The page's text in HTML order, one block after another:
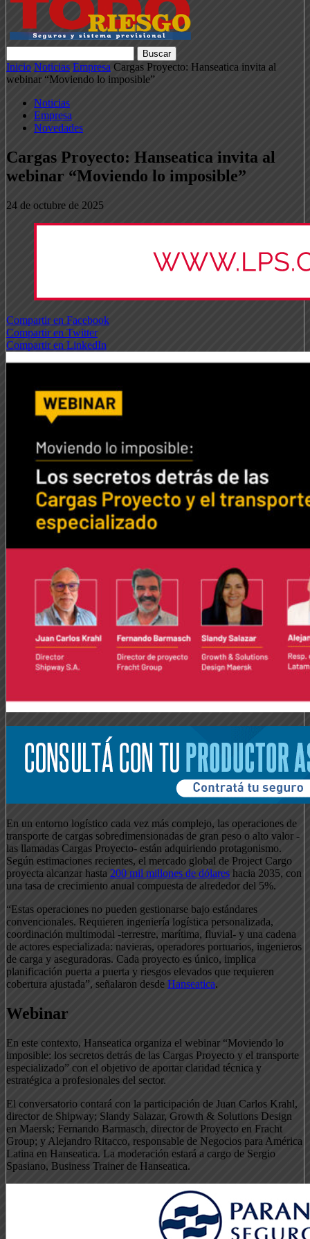
Inicio Noticias Empresa Cargas Proyecto: Hanseatica invita al
webinar “Moviendo lo imposible”
Noticias
Empresa
Novedades
Cargas Proyecto: Hanseatica invita al
webinar “Moviendo lo imposible”
24 de octubre de 2025
Compartir en Facebook
Compartir en Twitter
Compartir en LinkedIn
En un entorno logístico cada vez más complejo, las operaciones de
transporte de cargas sobredimensionadas de gran peso o alto valor -
las llamadas Cargas Proyecto- están adquiriendo protagonismo.
Según estimaciones recientes, el mercado global de Project Cargo
proyecta alcanzar hasta 200 mil millones de dólares hacia 2035, con
una tasa de crecimiento anual compuesta de alrededor del 5%.
“Estas operaciones no pueden gestionarse bajo estándares
convencionales. Requieren ingeniería logística personalizada,
coordinación multimodal -terrestre, marítima, fluvial- y una cadena
de actores especializada: navieras, operadores portuarios, ingenieros
de carga y aseguradoras. Cada proyecto es único, implica
planificación puerta a puerta y riesgos elevados que requieren
cobertura ajustada”, señalaron desde Hanseatica.
Webinar
En este contexto, Hanseatica organiza el webinar “Moviendo lo
imposible: los secretos detrás de las Cargas Proyecto y el transporte
especializado” con el objetivo de aportar claridad técnica y
estratégica a profesionales del sector.
El conversatorio contará con la participación de Juan Carlos Krahl,
director de Shipway; Slandy Salazar, Growth & Solutions Design
en Maersk; Fernando Barmasch, director de Proyecto en Fracht
Group; y Alejandro Ritacco, responsable de Negocios para América
Latina en Hanseatica. La moderación estará a cargo de Sergio
Spasiano, Business Trainer de Hanseatica.